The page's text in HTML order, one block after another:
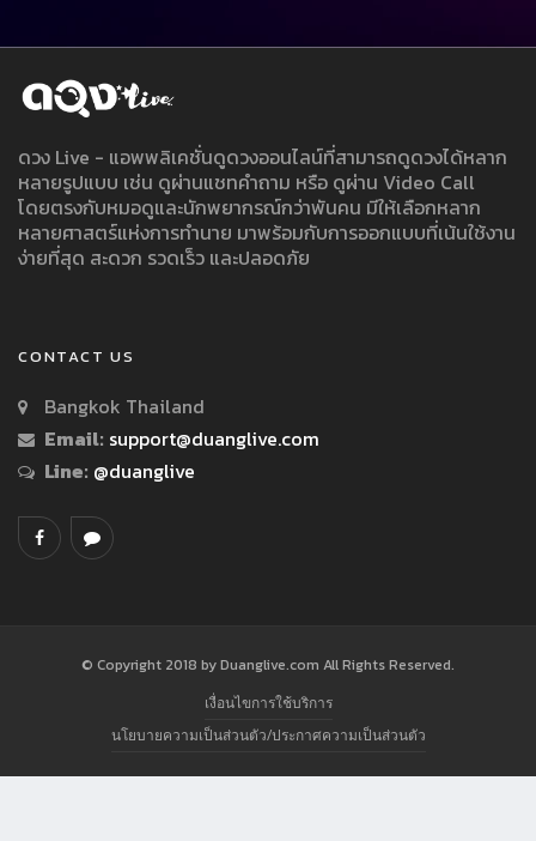
ดวง Live - แอพพลิเคชั่นดูดวงออนไลน์ที่สามารถดูดวงได้หลาก
หลายรูปแบบ เช่น ดูผ่านแชทคำถาม หรือ ดูผ่าน Video Call
โดยตรงกับหมอดูและนักพยากรณ์กว่าพันคน มีให้เลือกหลาก
หลายศาสตร์แห่งการทำนาย มาพร้อมกับการออกแบบที่เน้นใช้งาน
ง่ายที่สุด สะดวก รวดเร็ว และปลอดภัย
CONTACT US
Bangkok Thailand
Email: support@duanglive.com
Line: @duanglive
© Copyright 2018 by Duanglive.com All Rights Reserved.
เงื่อนไขการใช้บริการ
นโยบายความเป็นส่วนตัว/ประกาศความเป็นส่วนตัว